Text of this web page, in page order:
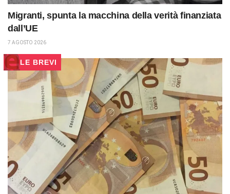
Migranti, spunta la macchina della verità finanziata
dall’UE
7 AGOSTO 2026
LE BREVI